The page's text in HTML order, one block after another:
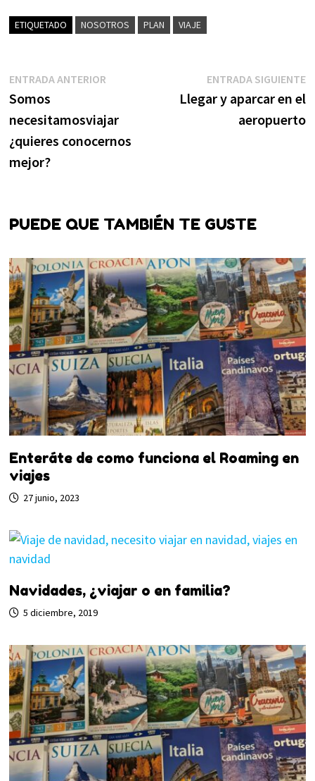
ETIQUETADO NOSOTROS PLAN VIAJE
Navegación
de
entradas
ENTRADA ANTERIOREntrada
Somos
necesitamosviajar
¿quieres conocernos
mejor?
ENTRADA SIGUIENTE
Llegar y aparcar en el
aeropuerto
PUEDE QUE TAMBIÉN TE GUSTE
Enteráte de como funciona el Roaming en
viajes
27 junio, 2023
Navidades, ¿viajar o en familia?
5 diciembre, 2019